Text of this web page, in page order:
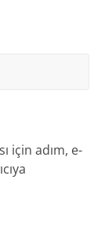
için adım, e-